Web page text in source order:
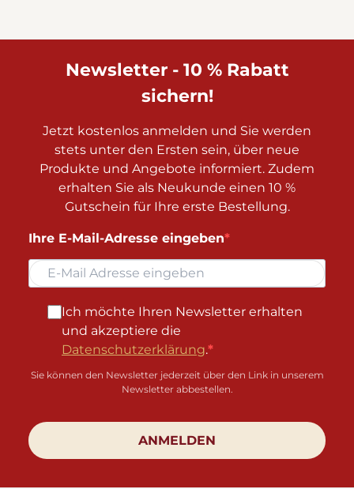
Newsletter - 10 % Rabatt
sichern!
Jetzt kostenlos anmelden und Sie werden
stets unter den Ersten sein, über neue
Produkte und Angebote informiert. Zudem
erhalten Sie als Neukunde einen 10 %
Gutschein für Ihre erste Bestellung.
Ihre E-Mail-Adresse eingeben
Ich möchte Ihren Newsletter erhalten
und akzeptiere die
Datenschutzerklärung.
Sie können den Newsletter jederzeit über den Link in unserem
Newsletter abbestellen.
ANMELDEN